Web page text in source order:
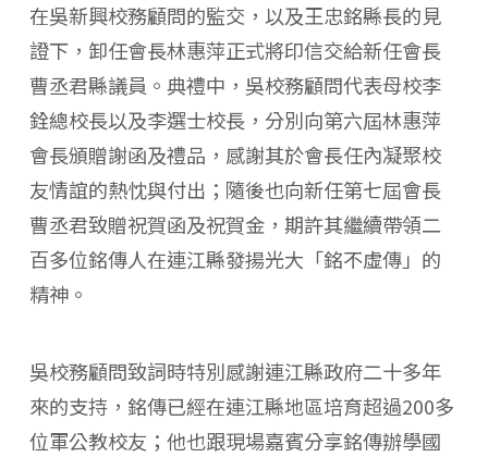
在吳新興校務顧問的監交，以及王忠銘縣長的見
證下，卸任會長林惠萍正式將印信交給新任會長
曹丞君縣議員。典禮中，吳校務顧問代表母校李
銓總校長以及李選士校長，分別向第六屆林惠萍
會長頒贈謝函及禮品，感謝其於會長任內凝聚校
友情誼的熱忱與付出；隨後也向新任第七屆會長
曹丞君致贈祝賀函及祝賀金，期許其繼續帶領二
百多位銘傳人在連江縣發揚光大「銘不虛傳」的
精神。
吳校務顧問致詞時特別感謝連江縣政府二十多年
來的支持，銘傳已經在連江縣地區培育超過200多
位軍公教校友；他也跟現場嘉賓分享銘傳辦學國